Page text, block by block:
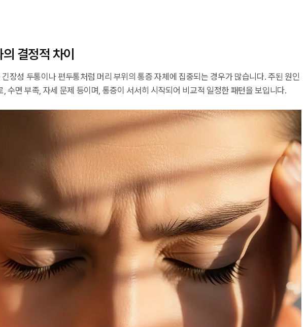
결정적 차이
장성 두통이나 편두통처럼 머리 부위의 통증 자체에 집중되는 경우가 많습니다. 주된 원인
, 수면 부족, 자세 문제 등이며, 통증이 서서히 시작되어 비교적 일정한 패턴을 보입니다.